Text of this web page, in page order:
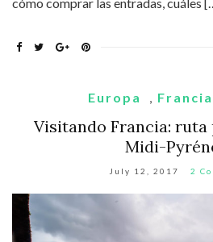
cómo comprar las entradas, cuáles
Europa , Francia
Visitando Francia:
Midi-
July 12, 2017 2